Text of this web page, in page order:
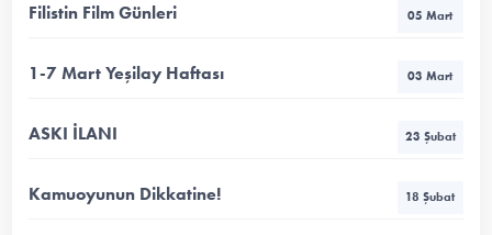
Filistin Film Günleri 05 Mart
1-7 Mart Yeşilay Haftası 03 Mart
ASKI İLANI 23 Şubat
Kamuoyunun Dikkatine! 18 Şubat